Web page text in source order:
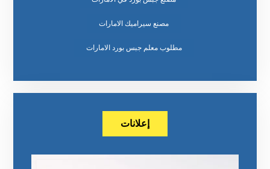
مصنع سيراميك الامارات
مطلوب معلم جبس بورد الامارات
إعلانات